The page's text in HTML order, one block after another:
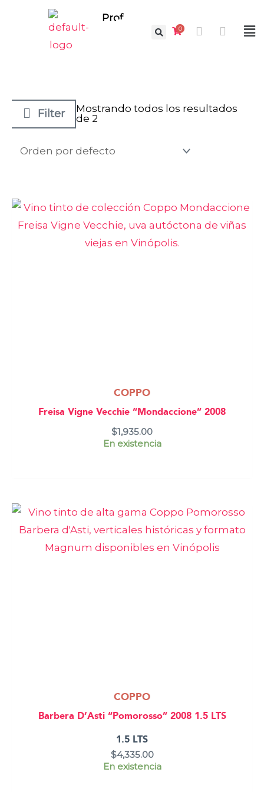
contenido
Prof.
0 Facebook
Filter
Mostrando todos los resultados
de 2
COPPO
Freisa Vigne Vecchie “Mondaccione” 2008
$1,935.00
En existencia
COPPO
Barbera D’Asti “Pomorosso” 2008 1.5 LTS
1.5 LTS
$4,335.00
En existencia